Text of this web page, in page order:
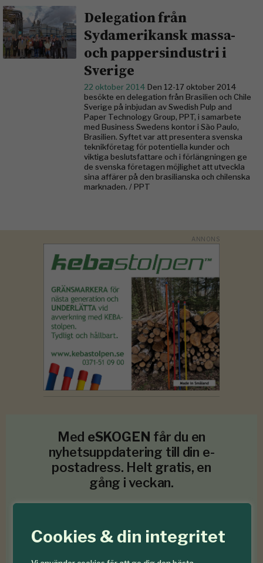
Cookies & din integritet
Delegation från
Sydamerikansk massa-
och pappersindustri i
Sverige
22 oktober 2014 Den 12-17 oktober 2014
besökte en delegation från Brasilien och Chile
Sverige på inbjudan av Swedish Pulp and
Paper Technology Group, PPT, i samarbete
med Business Swedens kontor i São Paulo,
Brasilien. Syftet var att presentera svenska
teknikföretag för potentiella kunder och
viktiga beslutsfattare och i förlängningen ge
de svenska företagen möjlighet att utveckla
sina affärer på den brasilianska och chilenska
marknaden. / PPT
Med eSKOGEN får du en
nyhetsuppdatering till din e-
postadress. Helt gratis, en
gång i veckan.